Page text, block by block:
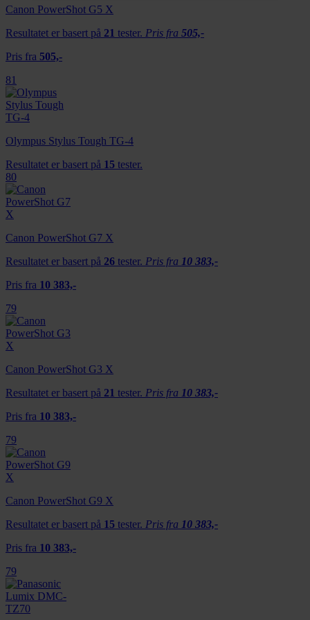
annonser et personlig preg, for å levere sosiale
mediefunksjoner og for å analysere trafikken vår. Vi deler
dessuten informasjon om hvordan du bruker nettstedet
vårt, med partnerne våre innen sosiale medier,
med annen informasjon du har gjort tilgjengelig for dem,
eller som de har samlet inn gjennom din bruk av
tjenestene deres.
Canon PowerShot G5 X
Resultatet er basert på 21 tester. Pris fra 505,-
Pris fra 505,-
81
Olympus Stylus Tough TG-4
Resultatet er basert på 15 tester.
80
Canon PowerShot G7 X
Resultatet er basert på 26 tester. Pris fra 10 383,-
Pris fra 10 383,-
79
Canon PowerShot G3 X
Resultatet er basert på 21 tester. Pris fra 10 383,-
Pris fra 10 383,-
79
Canon PowerShot G9 X
Resultatet er basert på 15 tester. Pris fra 10 383,-
Pris fra 10 383,-
79